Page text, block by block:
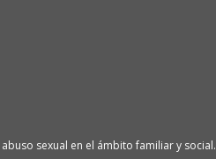
sexual en el ámbito familiar y social.